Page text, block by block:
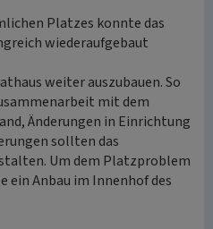
Platzes konnte das
wiederaufgebaut
weiter auszubauen. So
mit dem
Änderungen in Einrichtung
sollten das
Um dem Platzproblem
Anbau im Innenhof des